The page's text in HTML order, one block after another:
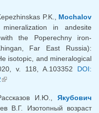
P.K., Mochalov
in andesite
the Poperechny iron-
Far East Russia):
isotopic, and mineralogical
v. 118, A.103352 DOI:
(link is external)
И.Ю.,Якубович
В.Г. Изотопный возраст